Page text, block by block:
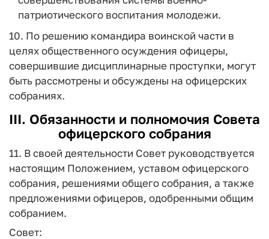
патриотического воспитания молодежи.
10. По решению командира воинской части в
целях общественного осуждения офицеры,
совершившие дисциплинарные проступки, могут
быть рассмотрены и обсуждены на офицерских
собраниях.
III. Обязанности и полномочия Совета
офицерского собрания
11. В своей деятельности Совет руководствуется
настоящим Положением, уставом офицерского
собрания, решениями общего собрания, а также
предложениями офицеров, одобренными общим
собранием.
Совет: